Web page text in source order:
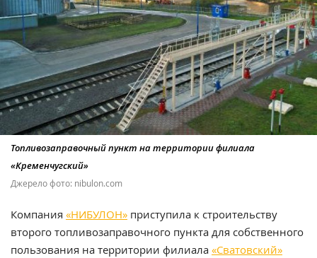
Топливозаправочный пункт на территории филиала
«Кременчугский»
Джерело фото: nibulon.com
Компания «НИБУЛОН» приступила к строительству
второго топливозаправочного пункта для собственного
пользования на территории филиала «Сватовский»